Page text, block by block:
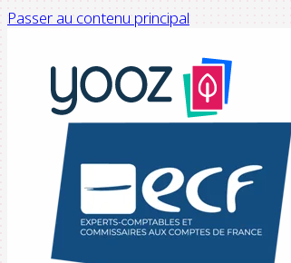
Passer au contenu principal